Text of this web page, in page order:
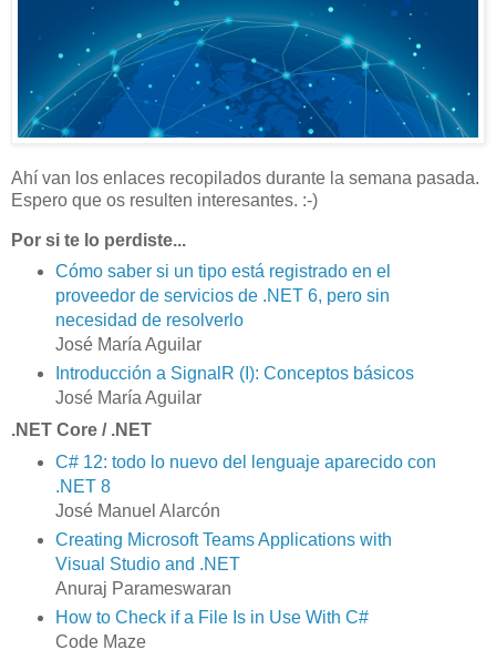
Ahí van los enlaces recopilados durante la semana pasada.
Espero que os resulten interesantes. :-)
Por si te lo perdiste...
Cómo saber si un tipo está registrado en el
proveedor de servicios de .NET 6, pero sin
necesidad de resolverlo
José María Aguilar
Introducción a SignalR (I): Conceptos básicos
José María Aguilar
.NET Core / .NET
C# 12: todo lo nuevo del lenguaje aparecido con
.NET 8
José Manuel Alarcón
Creating Microsoft Teams Applications with
Visual Studio and .NET
Anuraj Parameswaran
How to Check if a File Is in Use With C#
Code Maze